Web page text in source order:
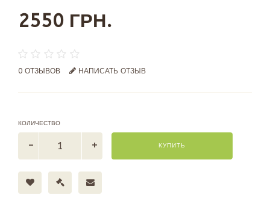
2550 ГРН.
0 ОТЗЫВОВ НАПИСАТЬ ОТЗЫВ
КОЛИЧЕСТВО
КУПИТЬ